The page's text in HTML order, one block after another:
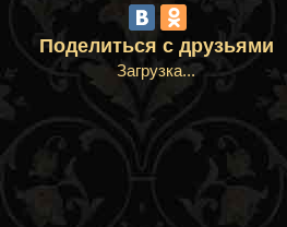
Поделиться с друзьями
Загрузка...